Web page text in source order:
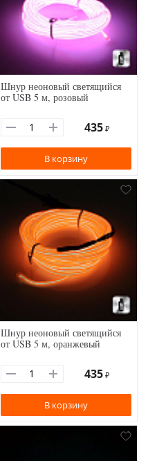
Шнур неоновый светящийся
от USB 5 м, розовый
435 ₽
В корзину
Шнур неоновый светящийся
от USB 5 м, оранжевый
435 ₽
В корзину